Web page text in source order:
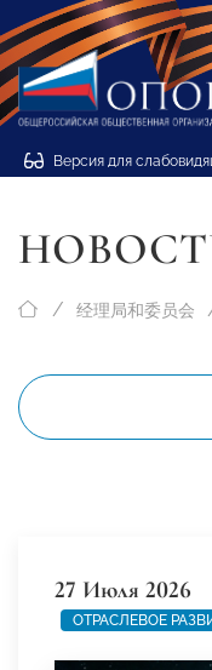
Версия для
经理局和委员会
27 Июля 2026
ОТРАСЛЕВОЕ